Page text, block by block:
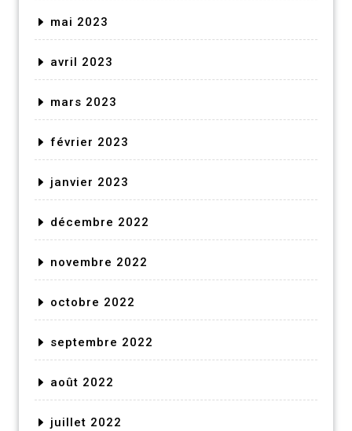
mai 2023
avril 2023
mars 2023
février 2023
janvier 2023
décembre 2022
novembre 2022
octobre 2022
septembre 2022
août 2022
juillet 2022